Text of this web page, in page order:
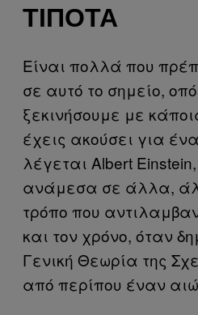
ΤΊΠΟΤΑ
Είναι πολλά που
σε αυτό το σημείο,
ξεκινήσουμε με
έχεις ακούσει για
λέγεται Albert
ανάμεσα σε άλλα,
τρόπο που
και τον χρόνο, όταν
Γενική Θεωρία της
από περίπου έναν